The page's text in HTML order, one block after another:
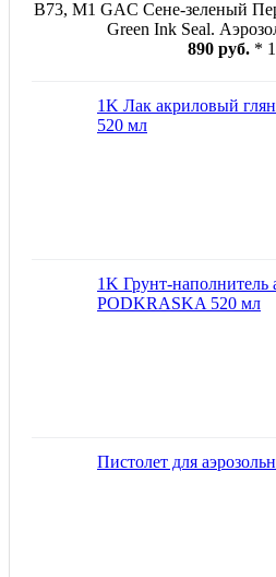
B73, M1 GAC Сене-зеленый
Green Ink Seal.
890 руб. *
1K Лак акриловый
520 мл
1K Грунт-
PODKRASKA 520 мл
Пистолет для